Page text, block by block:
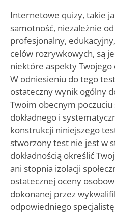
Internetowe quizy, takie
samotność, niezależnie
profesjonalny,
celów rozrywkowych, są
niektóre aspekty
W odniesieniu do tego
ostateczny wynik ogólny
Twoim obecnym
dokładnego i
konstrukcji niniejszego
stworzony test nie jest w
dokładnością określić
ani stopnia izolacji
ostatecznej oceny
dokonanej przez
odpowiedniego